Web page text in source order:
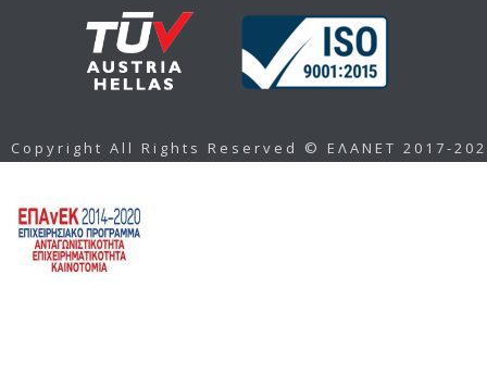
Copyright All Rights Reserved © ΕΛΑΝΕΤ 2017-